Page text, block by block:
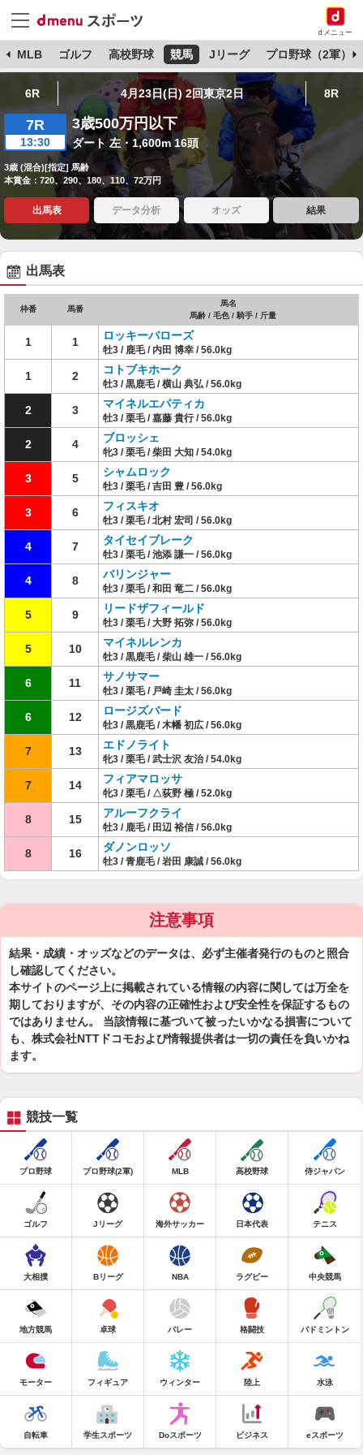
dメニュー
MLB ゴルフ 高校野球 競馬 Jリーグ プロ野球（2軍）
6R 4月23日(日) 2回東京2日 8R
7R
13:30
3歳500万円以下
ダート 左・1,600m 16頭
3歳 (混合)[指定] 馬齢
本賞金：720、290、180、110、72万円
出馬表 データ分析 オッズ 結果
出馬表
枠番 馬番
馬名
馬齢 / 毛色 / 騎手 / 斤量
1 1 ロッキーバローズ
牡3 / 鹿毛 / 内田 博幸 / 56.0kg
1 2 コトブキホーク
牡3 / 黒鹿毛 / 横山 典弘 / 56.0kg
2 3 マイネルエパティカ
牡3 / 栗毛 / 嘉藤 貴行 / 56.0kg
2 4 ブロッシェ
牝3 / 栗毛 / 柴田 大知 / 54.0kg
3 5 シャムロック
牡3 / 栗毛 / 吉田 豊 / 56.0kg
3 6 フィスキオ
牡3 / 栗毛 / 北村 宏司 / 56.0kg
4 7 タイセイブレーク
牡3 / 栗毛 / 池添 謙一 / 56.0kg
4 8 バリンジャー
牡3 / 栗毛 / 和田 竜二 / 56.0kg
5 9 リードザフィールド
牡3 / 栗毛 / 大野 拓弥 / 56.0kg
5 10 マイネルレンカ
牡3 / 黒鹿毛 / 柴山 雄一 / 56.0kg
6 11 サノサマー
牡3 / 栗毛 / 戸崎 圭太 / 56.0kg
6 12 ロージズバード
牡3 / 黒鹿毛 / 木幡 初広 / 56.0kg
7 13 エドノライト
牝3 / 栗毛 / 武士沢 友治 / 54.0kg
7 14 フィアマロッサ
牝3 / 栗毛 / △荻野 極 / 52.0kg
8 15 アルーフクライ
牡3 / 鹿毛 / 田辺 裕信 / 56.0kg
8 16 ダノンロッソ
牡3 / 青鹿毛 / 岩田 康誠 / 56.0kg
注意事項
結果・成績・オッズなどのデータは、必ず主催者発行のものと照合
し確認してください。
本サイトのページ上に掲載されている情報の内容に関しては万全を
期しておりますが、その内容の正確性および安全性を保証するもの
ではありません。 当該情報に基づいて被ったいかなる損害について
も、株式会社NTTドコモおよび情報提供者は一切の責任を負いかね
ます。
競技一覧
プロ野球 プロ野球(2軍) MLB 高校野球 侍ジャパン
ゴルフ Jリーグ 海外サッカー 日本代表 テニス
大相撲 Bリーグ NBA ラグビー 中央競馬
地方競馬 卓球 バレー 格闘技 バドミントン
モーター フィギュア ウィンター 陸上 水泳
自転車 学生スポーツ Doスポーツ ビジネス eスポーツ